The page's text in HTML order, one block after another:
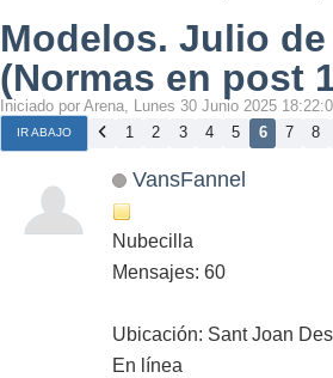
Modelos. Julio de
(Normas en post
Iniciado por Arena, Lunes 30 Junio 2025
IR ABAJO 1 2 3 4 5 6 7 8
VansFannel
Nubecilla
Mensajes: 60
Ubicación: Sant Joan
En línea